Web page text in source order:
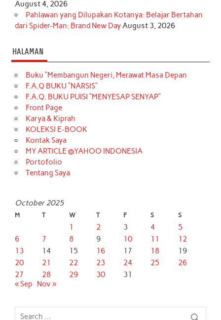
August 4, 2026
Pahlawan yang Dilupakan Kotanya: Belajar Bertahan
dari Spider-Man: Brand New DayAugust 3, 2026
HALAMAN
Buku “Membangun Negeri, Merawat Masa Depan
F.A.Q BUKU “NARSIS”
F.A.Q. BUKU PUISI “MENYESAP SENYAP”
Front Page
Karya & Kiprah
KOLEKSI E-BOOK
Kontak Saya
MY ARTICLE @YAHOO INDONESIA
Portofolio
Tentang Saya
October 2025
M T W T F S S
1 2 3 4
5
6
7 8 9 10 11
12
13
14 15 16 17 18
19
20
21 22 23 24 25
26
27
28 29 30
31
« Sep
Nov »